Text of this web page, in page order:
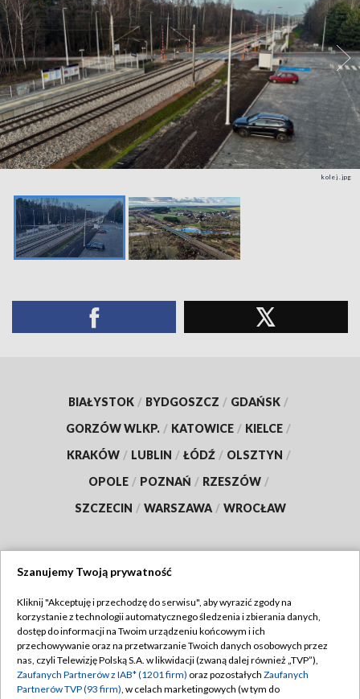
kolej.jpg
BIAŁYSTOK / BYDGOSZCZ / GDAŃSK /
GORZÓW WLKP. / KATOWICE / KIELCE /
KRAKÓW / LUBLIN / ŁÓDŹ / OLSZTYN /
OPOLE / POZNAŃ / RZESZÓW /
SZCZECIN / WARSZAWA / WROCŁAW
TVP
Abonament TVP
Emisja w TVP
Regulamin TVP
Polityka prywatności
Szanujemy Twoją prywatność
Kliknij "Akceptuję i przechodzę do serwisu", aby wyrazić zgody na
korzystanie z technologii automatycznego śledzenia i zbierania danych,
dostęp do informacji na Twoim urządzeniu końcowym i ich
przechowywanie oraz na przetwarzanie Twoich danych osobowych przez
nas, czyli Telewizję Polską S.A. w likwidacji (zwaną dalej również „TVP”),
Zaufanych Partnerów z IAB* (1201 firm) oraz pozostałych Zaufanych
Partnerów TVP (93 firm), w celach marketingowych (w tym do